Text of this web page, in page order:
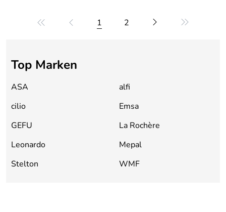
1 2
Top Marken
ASA
alfi
cilio
Emsa
GEFU
La Rochère
Leonardo
Mepal
Stelton
WMF